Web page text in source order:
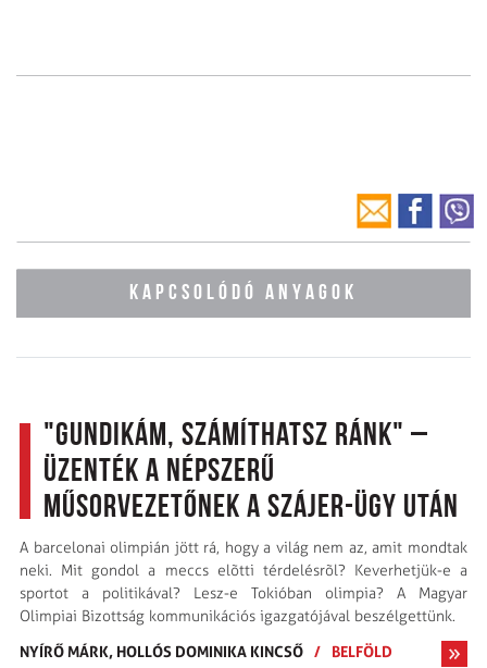
KAPCSOLÓDÓ ANYAGOK
"Gundikám, számíthatsz ránk" –
üzenték a népszerű
műsorvezetőnek a Szájer-ügy után
A barcelonai olimpián jött rá, hogy a világ nem az, amit mondtak
neki. Mit gondol a meccs elõtti térdelésrõl? Keverhetjük-e a
sportot a politikával? Lesz-e Tokióban olimpia? A Magyar
Olimpiai Bizottság kommunikációs igazgatójával beszélgettünk.
NYÍRŐ MÁRK, HOLLÓS DOMINIKA KINCSŐ / BELFÖLD